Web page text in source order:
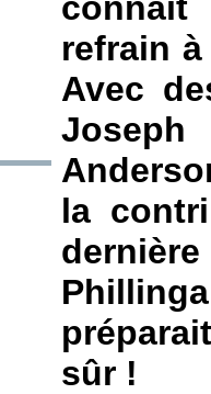
refrain
Avec
la
sûr !